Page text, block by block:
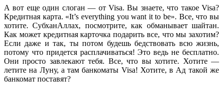
А вот еще один слоган — от Visa. Вы знаете, что такое Visa?
Кредитная карта. «It’s everything you want it to be». Все, что вы
хотите. СубханАллах, посмотрите, как обманывает шайтан.
Как может кредитная карточка подарить все, что мы захотим?
Если даже и так, ты потом будешь бедствовать всю жизнь,
потому что придется расплачиваться! Это ведь не бесплатно.
Они просто завлекают тебя. Все, что вы хотите. Хотите —
летите на Луну, а там банкоматы Visa! Хотите, в Ад такой же
банкомат поставят?